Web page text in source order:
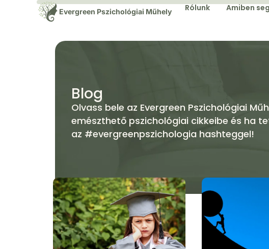
Evergreen Pszichológiai Műhely Rólunk Amiben
Blog
Olvass bele az Evergreen Pszichológiai
emészthető pszichológiai cikkeibe és ha
az #evergreenpszichologia hashteggel!